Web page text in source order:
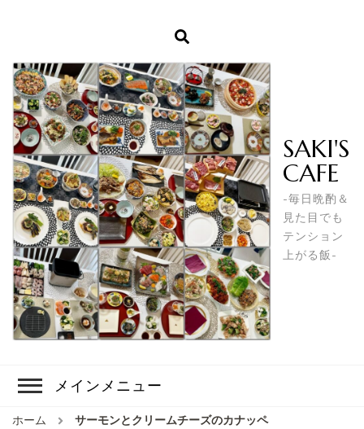
SAKI'S
CAFE
-毎日晩酌＆
見た目でも
テンション
上がる飯-
メインメニュー
ホーム サーモンとクリームチーズのカナッペ